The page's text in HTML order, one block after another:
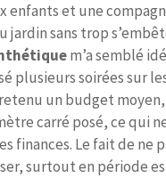
enfants et une
jardin sans trop
m’a semblé
plusieurs soirées sur
un budget
carré posé, ce qui
finances. Le fait de ne
surtout en période